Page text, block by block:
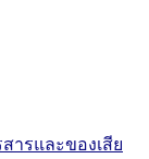
ารและของเสีย